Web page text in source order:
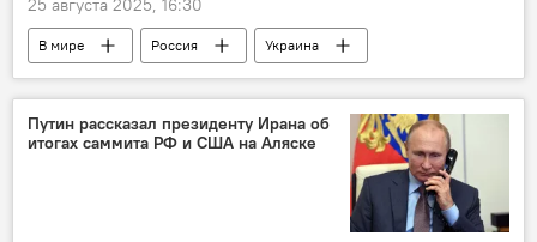
25 августа 2025, 16:30
В мире Россия
Украина
нефть
нефтепродукты
энергоснабжение
энергетический рынок
Мария Захарова
МИД РФ Запад
Путин рассказал президенту Ирана об
итогах саммита РФ и США на Аляске